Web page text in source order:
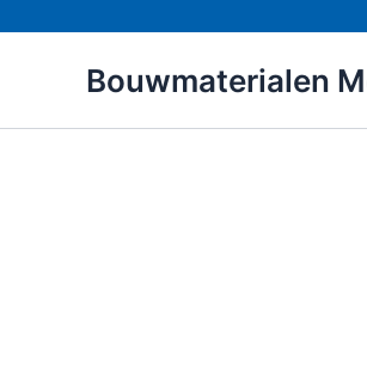
Bouwmaterialen